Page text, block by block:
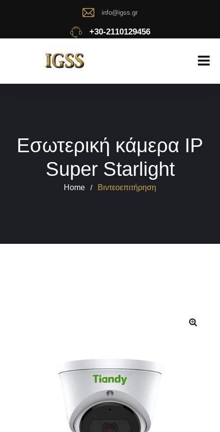
info@igss.gr
+30-2110129456
Εσωτερική κάμερα IP
Super Starlight
Home / Βιντεοεπιτήρηση